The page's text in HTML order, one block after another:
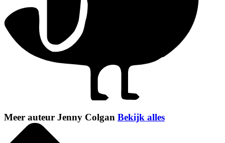
Meer auteur Jenny Colgan Bekijk alles